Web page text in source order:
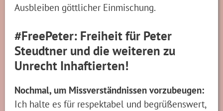
Ausbleiben göttlicher Einmischung.
#FreePeter: Freiheit für Peter
Steudtner und die weiteren zu
Unrecht Inhaftierten!
Nochmal, um Missverständnissen vorzubeugen:
Ich halte es für respektabel und begrüßenswert,